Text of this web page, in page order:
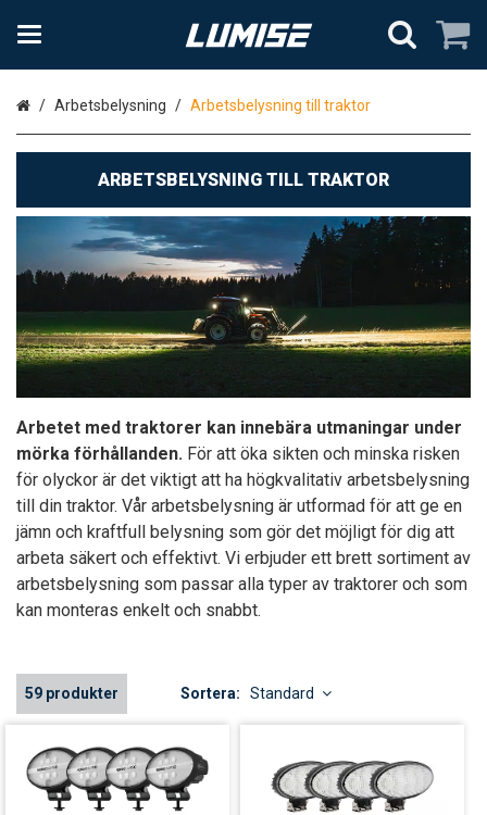
HemArbetsbelysning Arbetsbelysning till traktor
ARBETSBELYSNING TILL TRAKTOR
Arbetet med traktorer kan innebära utmaningar under
mörka förhållanden. För att öka sikten och minska risken
för olyckor är det viktigt att ha högkvalitativ arbetsbelysning
till din traktor. Vår arbetsbelysning är utformad för att ge en
jämn och kraftfull belysning som gör det möjligt för dig att
arbeta säkert och effektivt. Vi erbjuder ett brett sortiment av
arbetsbelysning som passar alla typer av traktorer och som
kan monteras enkelt och snabbt.
59 produkter Sortera: Standard